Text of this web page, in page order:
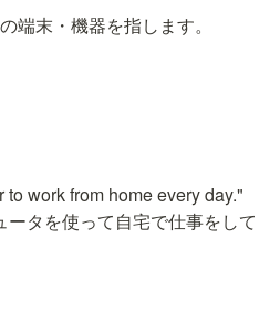
端末・機器を指します。
work from home every day."
ータを使って自宅で仕事をして